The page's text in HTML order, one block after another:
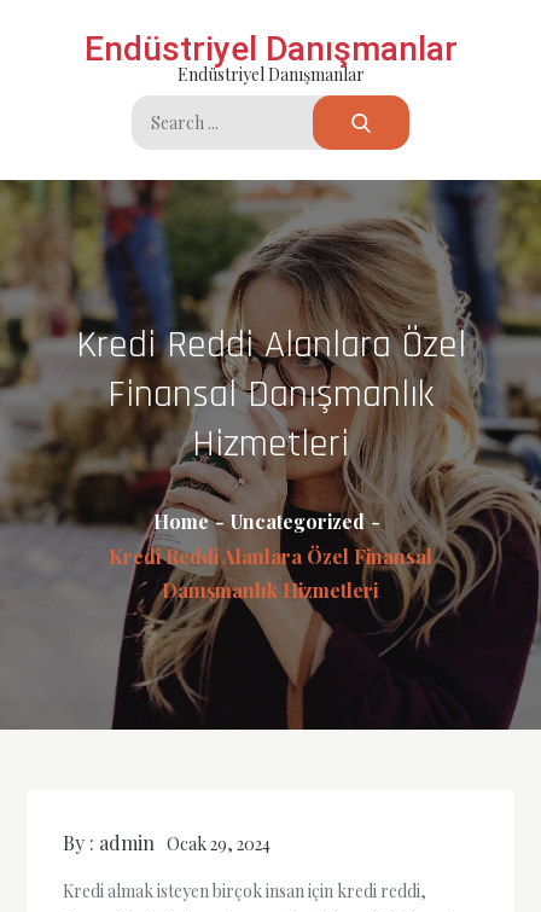
Endüstriyel Danışmanlar
Endüstriyel Danışmanlar
Search
for:
Kredi Reddi Alanlara Özel
Finansal Danışmanlık
Hizmetleri
Home
Uncategorized
Kredi Reddi Alanlara Özel Finansal
Danışmanlık Hizmetleri
By : admin Ocak 29, 2024
Kredi almak isteyen birçok insan için kredi reddi,